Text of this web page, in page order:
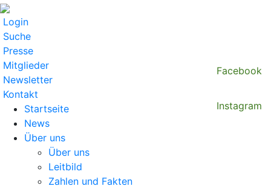
Login
Facebook
Instagram
Suche
Presse
Mitglieder
Newsletter
Kontakt
Startseite
News
Über uns
Über uns
Leitbild
Zahlen und Fakten